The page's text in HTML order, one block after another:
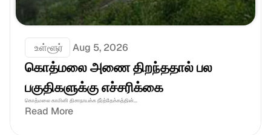
உள்ளூர் Aug 5, 2026
கொத்மலை அணை திறந்ததால் பல
பகுதிகளுக்கு எச்சரிக்கை
கொத்மலை காமினி திசாநாயக்க நீர்த்தேக்கத்தின்...
Read More